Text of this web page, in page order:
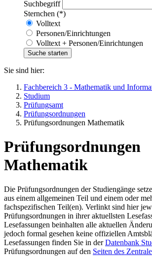
Suchbegriff
Sternchen (*)
Volltext
Personen/Einrichtungen
Volltext + Personen/Einrichtungen
Sie sind hier:
Fachbereich 3 - Mathematik und
Studium
Prüfungsamt
Prüfungsordnungen
Prüfungsordnungen Mathematik
Prüfungsordnungen
Mathematik
Die Prüfungsordnungen der Studiengänge
aus einem allgemeinen Teil und einem oder
fachspezifischen Teil(en). Verlinkt sind hier
Prüfungsordnungen in ihrer aktuellsten
Lesefassungen beinhalten alle aktuellen
jedoch formal gesehen keine offiziellen
Lesefassungen finden Sie in derDatenbank
Prüfungsordnungen auf den Seiten des